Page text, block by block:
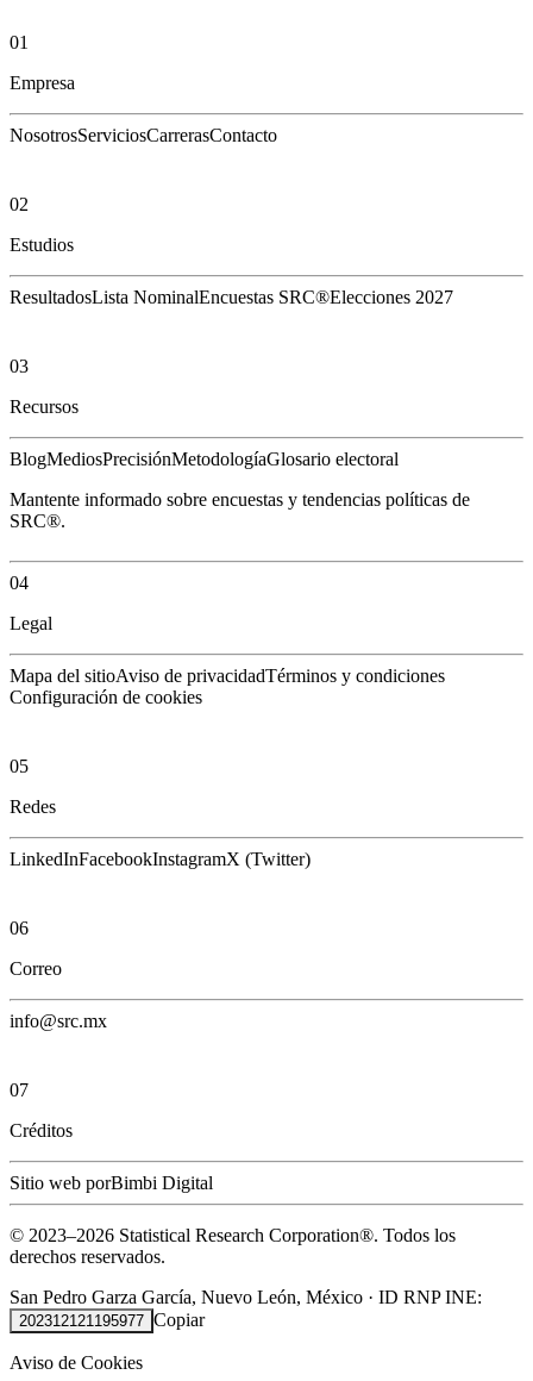
01
Empresa
NosotrosServiciosCarrerasContacto
02
Estudios
ResultadosLista NominalEncuestas SRC®Elecciones 2027
03
Recursos
BlogMediosPrecisiónMetodologíaGlosario electoral
Mantente informado sobre encuestas y tendencias políticas de
SRC®.
04
Legal
Mapa del sitioAviso de privacidadTérminos y condiciones
Configuración de cookies
05
Redes
LinkedInFacebookInstagramX (Twitter)
06
Correo
info@src.mx
07
Créditos
Sitio web porBimbi Digital
© 2023–2026 Statistical Research Corporation®. Todos los
derechos reservados.
San Pedro Garza García, Nuevo León, México · ID RNP INE:
202312121195977 Copiar
Aviso de Cookies